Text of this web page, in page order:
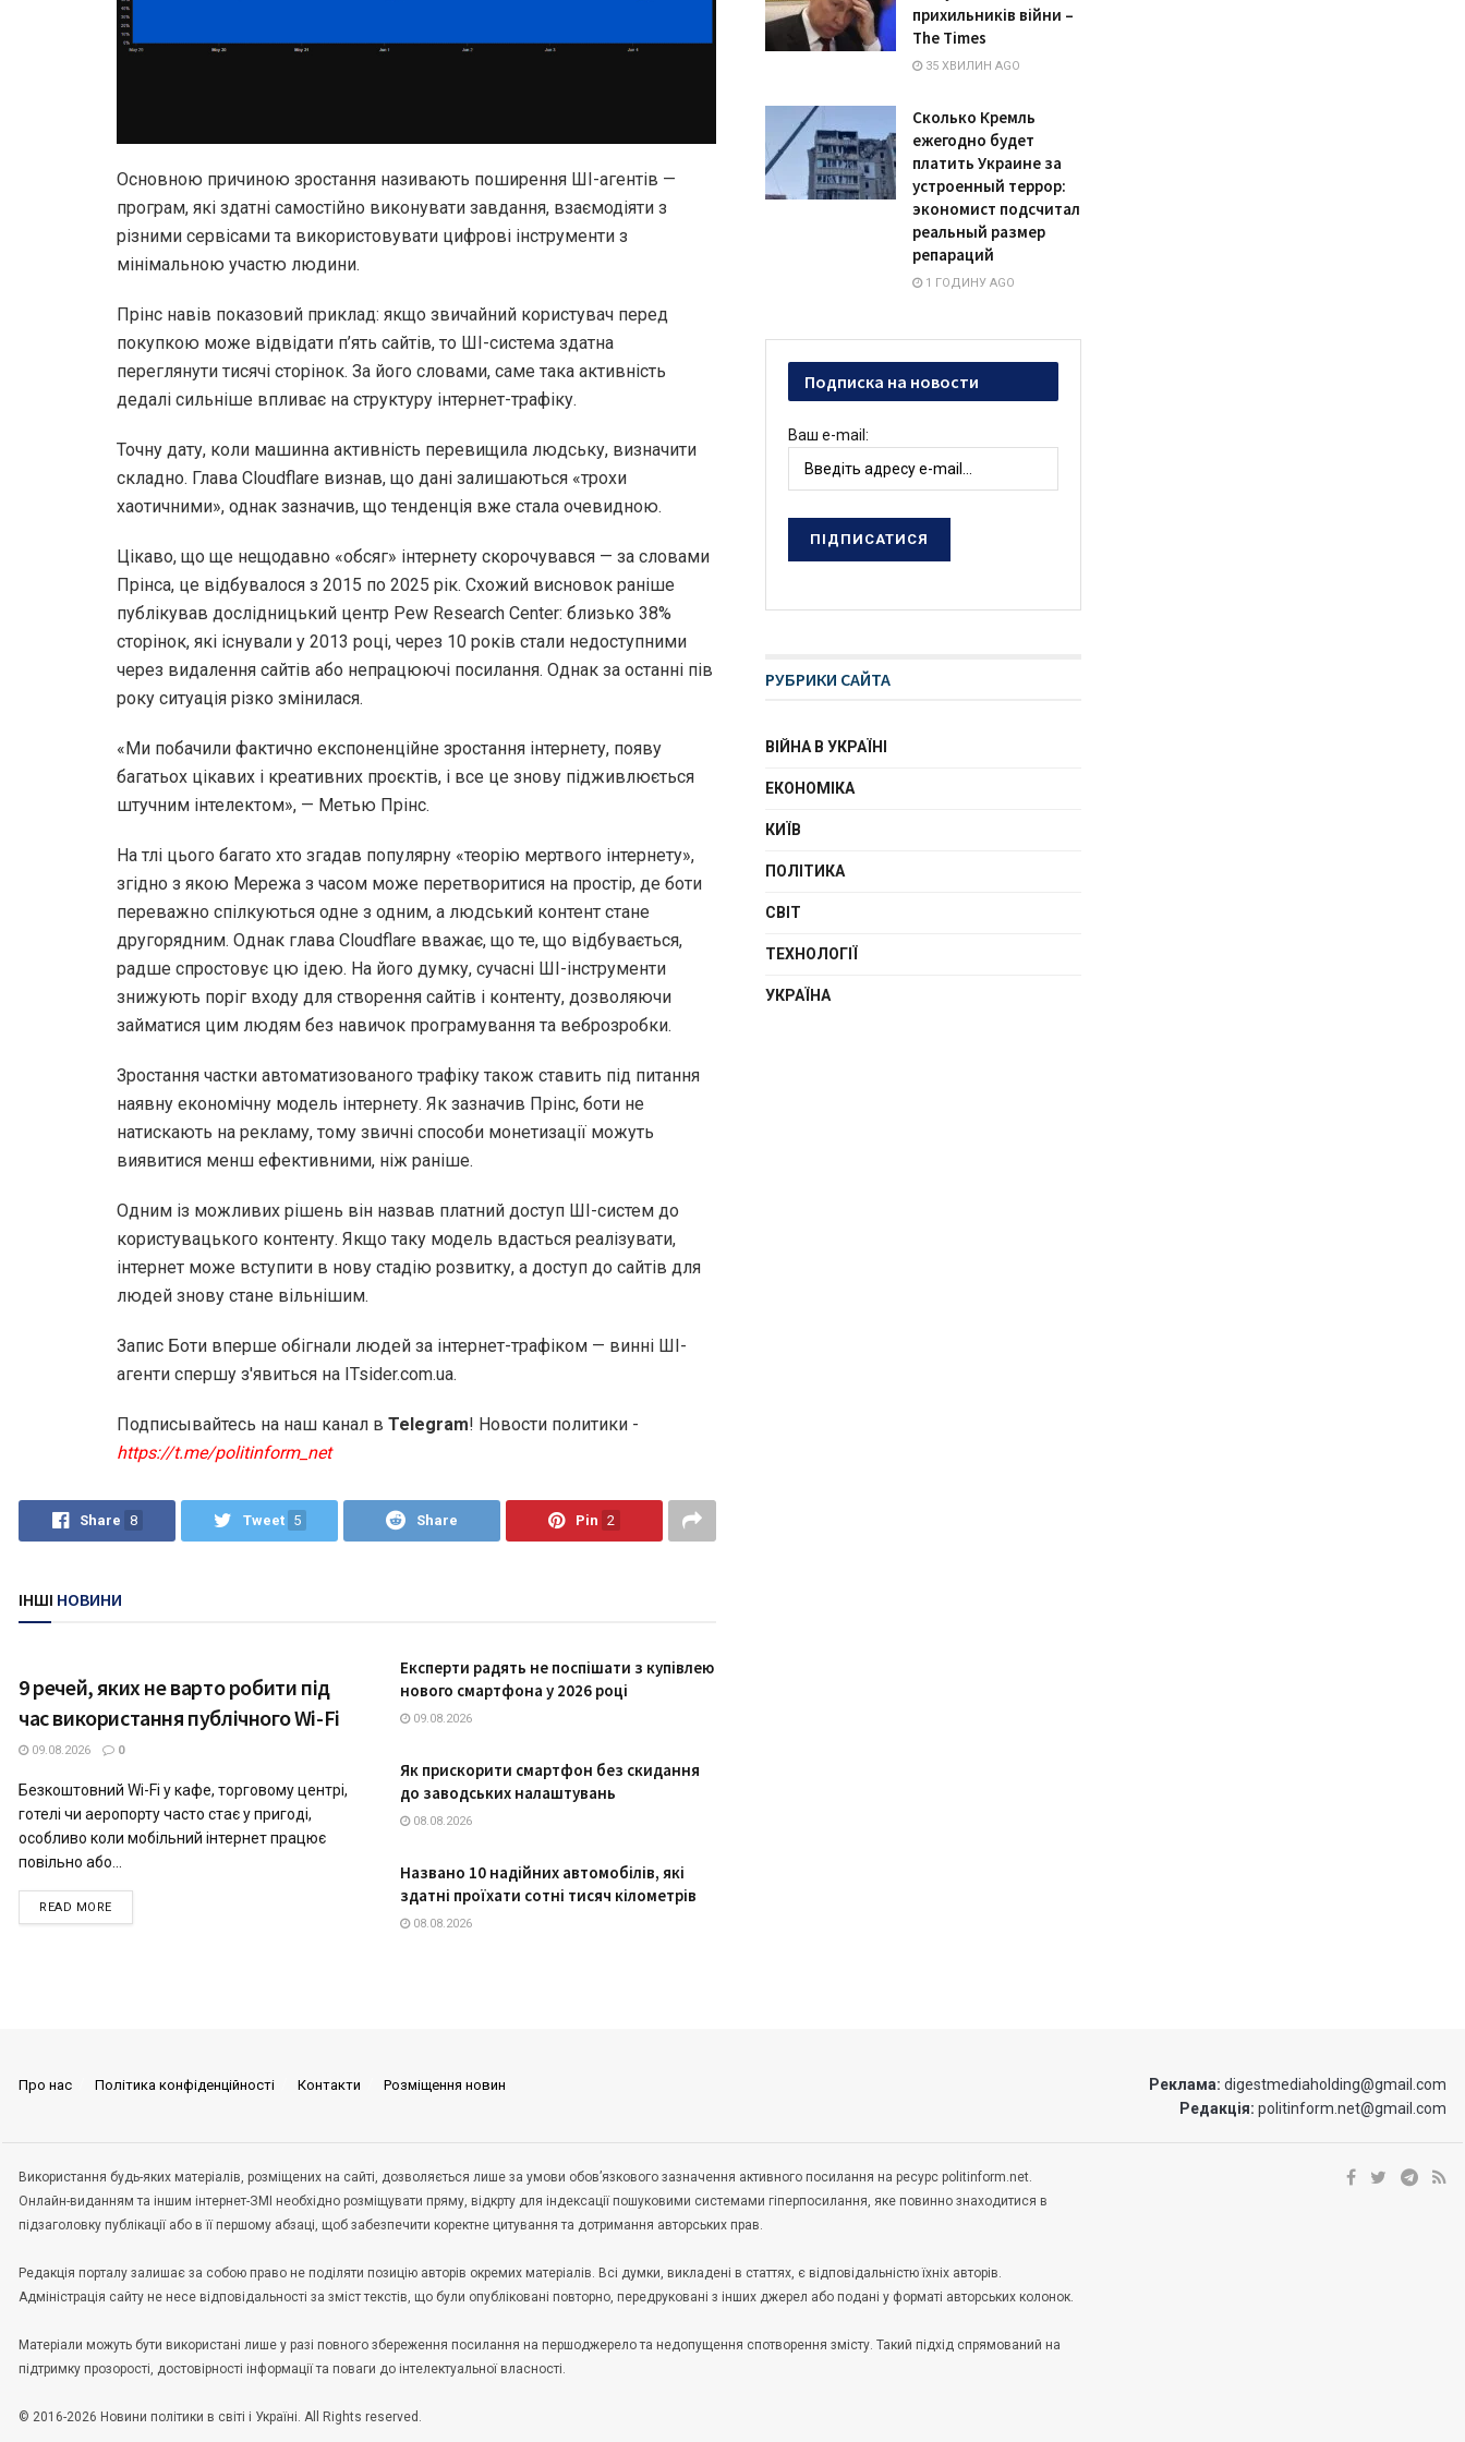
Основною причиною зростання називають поширення ШІ-агентів —
програм, які здатні самостійно виконувати завдання, взаємодіяти з
різними сервісами та використовувати цифрові інструменти з
мінімальною участю людини.
Прінс навів показовий приклад: якщо звичайний користувач перед
покупкою може відвідати п’ять сайтів, то ШІ-система здатна
переглянути тисячі сторінок. За його словами, саме така активність
дедалі сильніше впливає на структуру інтернет-трафіку.
Точну дату, коли машинна активність перевищила людську, визначити
складно. Глава Cloudflare визнав, що дані залишаються «трохи
хаотичними», однак зазначив, що тенденція вже стала очевидною.
Цікаво, що ще нещодавно «обсяг» інтернету скорочувався — за словами
Прінса, це відбувалося з 2015 по 2025 рік. Схожий висновок раніше
публікував дослідницький центр Pew Research Center: близько 38%
сторінок, які існували у 2013 році, через 10 років стали недоступними
через видалення сайтів або непрацюючі посилання. Однак за останні пів
року ситуація різко змінилася.
«Ми побачили фактично експоненційне зростання інтернету, появу
багатьох цікавих і креативних проєктів, і все це знову підживлюється
штучним інтелектом», — Метью Прінс.
На тлі цього багато хто згадав популярну «теорію мертвого інтернету»,
згідно з якою Мережа з часом може перетворитися на простір, де боти
переважно спілкуються одне з одним, а людський контент стане
другорядним. Однак глава Cloudflare вважає, що те, що відбувається,
радше спростовує цю ідею. На його думку, сучасні ШІ-інструменти
знижують поріг входу для створення сайтів і контенту, дозволяючи
займатися цим людям без навичок програмування та веброзробки.
Зростання частки автоматизованого трафіку також ставить під питання
наявну економічну модель інтернету. Як зазначив Прінс, боти не
натискають на рекламу, тому звичні способи монетизації можуть
виявитися менш ефективними, ніж раніше.
Одним із можливих рішень він назвав платний доступ ШІ-систем до
користувацького контенту. Якщо таку модель вдасться реалізувати,
інтернет може вступити в нову стадію розвитку, а доступ до сайтів для
людей знову стане вільнішим.
Запис Боти вперше обігнали людей за інтернет-трафіком — винні ШІ-
агенти спершу з'явиться на ITsider.com.ua.
Подписывайтесь на наш канал в Telegram! Новости политики -
https://t.me/politinform_net
Share 8 Tweet 5 Share Pin 2
ІНШІ НОВИНИ
9 речей, яких не варто робити під
час використання публічного Wi-Fi
09.08.2026 0
Безкоштовний Wi-Fi у кафе, торговому центрі,
готелі чи аеропорту часто стає у пригоді,
особливо коли мобільний інтернет працює
повільно або...
READ MORE
Експерти радять не поспішати з купівлею
нового смартфона у 2026 році
09.08.2026
Як прискорити смартфон без скидання
до заводських налаштувань
08.08.2026
Названо 10 надійних автомобілів, які
здатні проїхати сотні тисяч кілометрів
08.08.2026
прихильників війни –
The Times
35 ХВИЛИН AGO
Сколько Кремль
ежегодно будет
платить Украине за
устроенный террор:
экономист подсчитал
реальный размер
репараций
1 ГОДИНУ AGO
Подписка на новости
Ваш e-mail:
РУБРИКИ САЙТА
ВІЙНА В УКРАЇНІ
ЕКОНОМІКА
КИЇВ
ПОЛІТИКА
СВІТ
ТЕХНОЛОГІЇ
УКРАЇНА
Про нас Політика конфіденційності Контакти Розміщення новин Реклама: digestmediaholding@gmail.com
Редакція: politinform.net@gmail.com
Використання будь-яких матеріалів, розміщених на сайті, дозволяється лише за умови обов’язкового зазначення активного посилання на ресурс politinform.net.
Онлайн-виданням та іншим інтернет-ЗМІ необхідно розміщувати пряму, відкрту для індексації пошуковими системами гіперпосилання, яке повинно знаходитися в
підзаголовку публікації або в її першому абзаці, щоб забезпечити коректне цитування та дотримання авторських прав.
Редакція порталу залишає за собою право не поділяти позицію авторів окремих матеріалів. Всі думки, викладені в статтях, є відповідальністю їхніх авторів.
Адміністрація сайту не несе відповідальності за зміст текстів, що були опубліковані повторно, передруковані з інших джерел або подані у форматі авторських колонок.
Матеріали можуть бути використані лише у разі повного збереження посилання на першоджерело та недопущення спотворення змісту. Такий підхід спрямований на
підтримку прозорості, достовірності інформації та поваги до інтелектуальної власності.
© 2016-2026 Новини політики в світі і Україні. All Rights reserved.